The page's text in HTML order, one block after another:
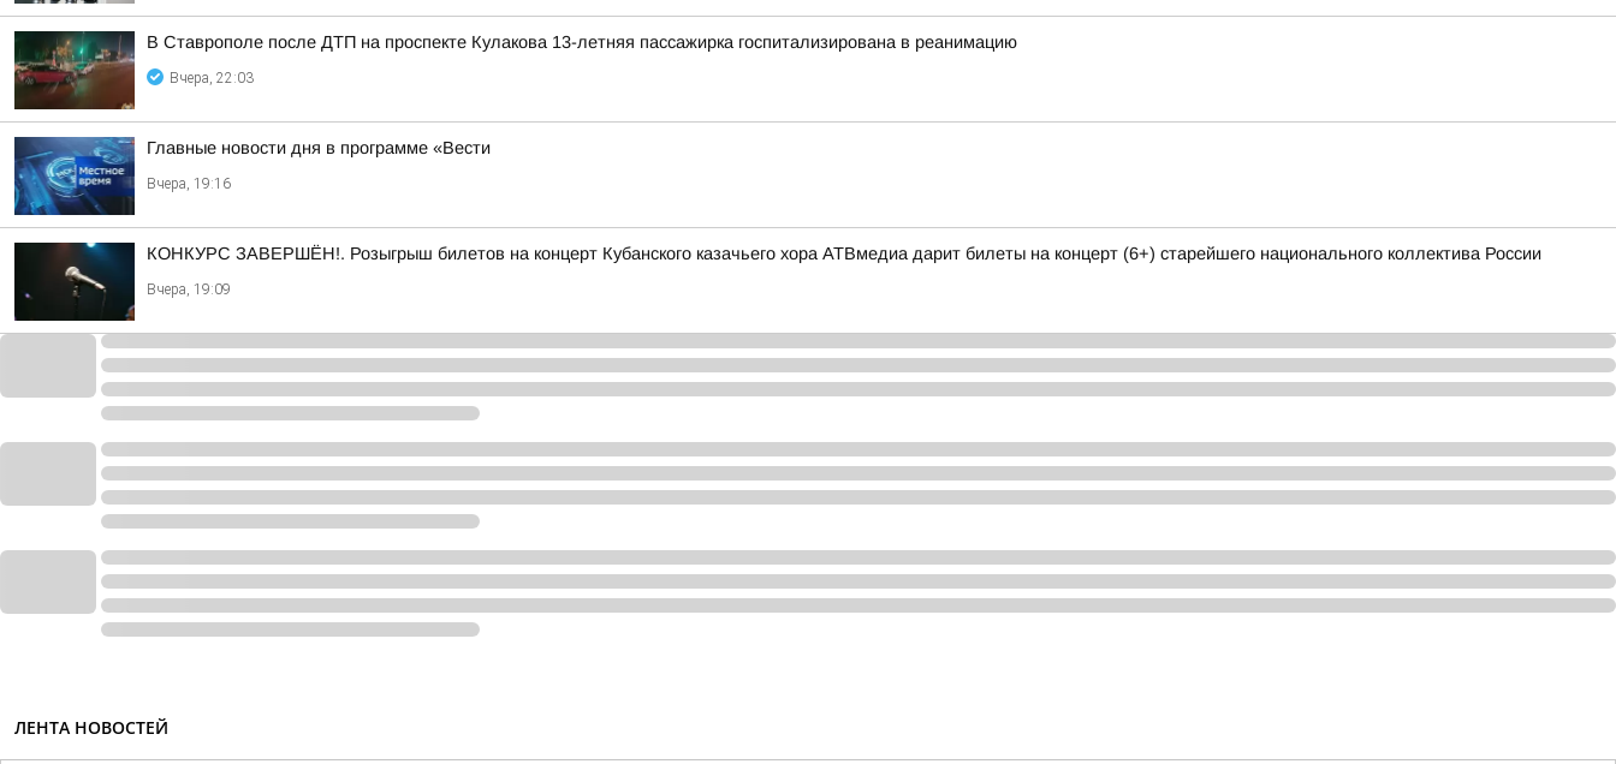
В Ставрополе после ДТП на проспекте Кулакова 13-летняя пассажирка госпитализирована в реанимацию
Вчера, 22:03
Главные новости дня в программе «Вести
Вчера, 19:16
КОНКУРС ЗАВЕРШЁН!. Розыгрыш билетов на концерт Кубанского казачьего хора АТВмедиа дарит билеты на концерт (6+) старейшего национального коллектива России
Вчера, 19:09
ЛЕНТА НОВОСТЕЙ